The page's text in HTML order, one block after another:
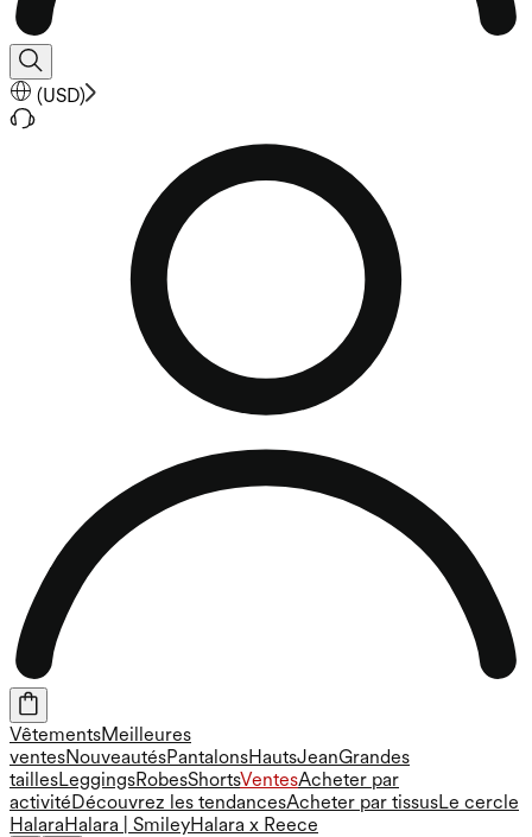
(USD)
VêtementsMeilleures
ventesNouveautésPantalonsHautsJeanGrandes
taillesLeggingsRobesShortsVentesAcheter par
activitéDécouvrez les tendancesAcheter par tissusLe cercle
HalaraHalara | SmileyHalara x Reece